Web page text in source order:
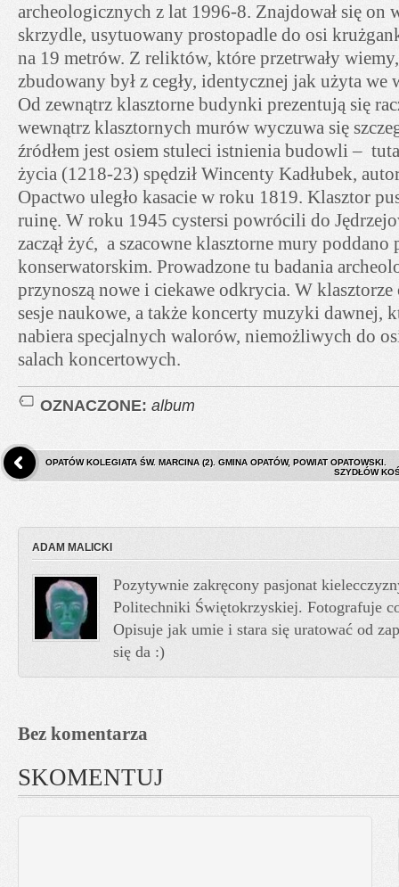
archeologicznych z lat 1996-8. Znajdował się on
skrzydle, usytuowany prostopadle do osi
na 19 metrów. Z reliktów, które przetrwały
zbudowany był z cegły, identycznej jak użyta we
Od zewnątrz klasztorne budynki prezentują się
wewnątrz klasztornych murów wyczuwa się
źródłem jest osiem stuleci istnienia budowli –
życia (1218-23) spędził Wincenty Kadłubek,
Opactwo uległo kasacie w roku 1819. Klasztor
ruinę. W roku 1945 cystersi powrócili do
zaczął żyć, a szacowne klasztorne mury poddano
konserwatorskim. Prowadzone tu badania
przynoszą nowe i ciekawe odkrycia. W klasztorze
sesje naukowe, a także koncerty muzyki dawnej,
nabiera specjalnych walorów, niemożliwych do
salach koncertowych.
OZNACZONE: album
OPATÓW KOLEGIATA ŚW. MARCINA (2). GMINA OPATÓW, POWIAT OPATOWSKI.
SZYDŁÓW
ADAM MALICKI
Pozytywnie zakręcony pasjonat
Politechniki Świętokrzyskiej. Fotografuje
Opisuje jak umie i stara się uratować od
się da :)
Bez komentarza
SKOMENTUJ